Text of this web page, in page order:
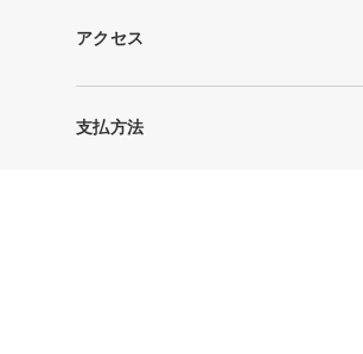
アクセス
支払方法